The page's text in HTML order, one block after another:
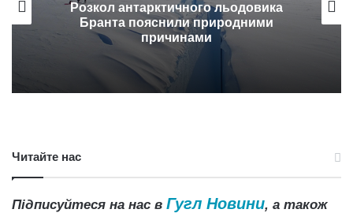
Розкол антарктичного льодовика
Бранта пояснили природними
причинами
Читайте нас
Підписуйтеся на нас в Гугл Новини, а також